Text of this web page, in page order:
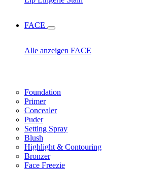
FACE
Alle anzeigen FACE
Foundation
Primer
Concealer
Puder
Setting Spray
Blush
Highlight & Contouring
Bronzer
Face Freezie